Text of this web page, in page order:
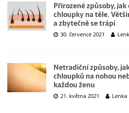
Přirozené způsoby,
chloupky na těle.
a zbytečně se trápí
30. července 2021
Netradiční způsoby,
chloupků na nohou
každou ženu
21. května 2021 Lenka